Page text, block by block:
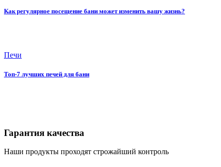
Как регулярное посещение бани может изменить вашу жизнь?
Печи
Топ-7 лучших печей для бани
Гарантия качества
Наши продукты проходят строжайший контроль